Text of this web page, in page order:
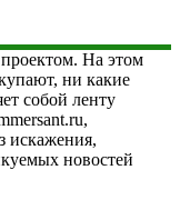
На этом
ни какие
собой ленту
искажения,
новостей